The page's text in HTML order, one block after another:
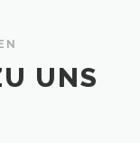
UNS